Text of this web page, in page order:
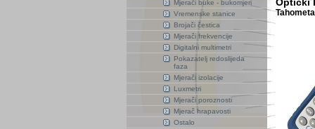
Mjerači buke - bukomjeri
Vremenske stanice
Brojači čestica
Mjerači frekvencije
Digitalni multimetri
Pokazatelj redoslijeda
faza
Mjerači izolacije
Luxmetri
Mjerači poroznosti
Mjerač hrapavosti
Ostalo